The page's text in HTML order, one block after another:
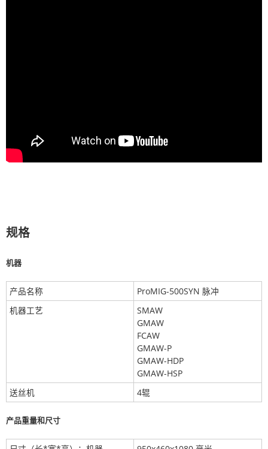
规格
机器
产品名称
ProMIG-500SYN 脉冲
机器工艺
SMAW
GMAW
FCAW
GMAW-P
GMAW-HDP
GMAW-HSP
送丝机
4辊
产品重量和尺寸